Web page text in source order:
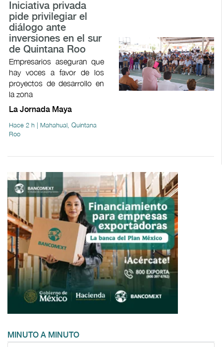
Iniciativa privada
pide privilegiar el
diálogo ante
inversiones en el sur
de Quintana Roo
Empresarios aseguran que
hay voces a favor de los
proyectos de desarrollo en
la zona
La Jornada Maya
Hace 2 h | Mahahual, Quintana
Roo
MINUTO A MINUTO